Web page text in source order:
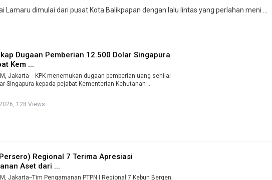
Lamaru dimulai dari pusat Kota Balikpapan dengan lalu lintas yang perlahan meni ...
Dugaan Pemberian 12.500 Dolar Singapura
Kem ...
Jakarta -- KPK menemukan dugaan pemberian uang senilai
128 Views
Regional 7 Terima Apresiasi
Aset dari ...
Jakarta--Tim Pengamanan PTPN I Regional 7 Kebun Bergen,